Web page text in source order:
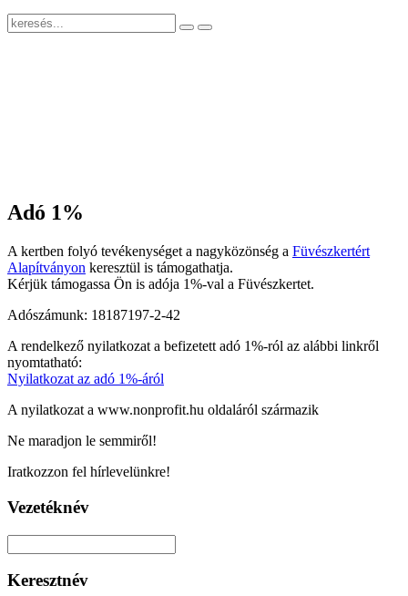
Adó 1%
A kertben folyó tevékenységet a nagyközönség a Füvészkertért
Alapítványon keresztül is támogathatja.
Kérjük támogassa Ön is adója 1%-val a Füvészkertet.
Adószámunk: 18187197-2-42
A rendelkező nyilatkozat a befizetett adó 1%-ról az alábbi linkről
nyomtatható:
Nyilatkozat az adó 1%-áról
A nyilatkozat a www.nonprofit.hu oldaláról származik
Ne maradjon le semmiről!
Iratkozzon fel hírlevelünkre!
Vezetéknév
Keresztnév